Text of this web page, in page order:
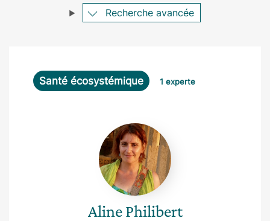
Recherche avancée
Santé écosystémique 1 experte
Aline
Philibert
Aline Philibert